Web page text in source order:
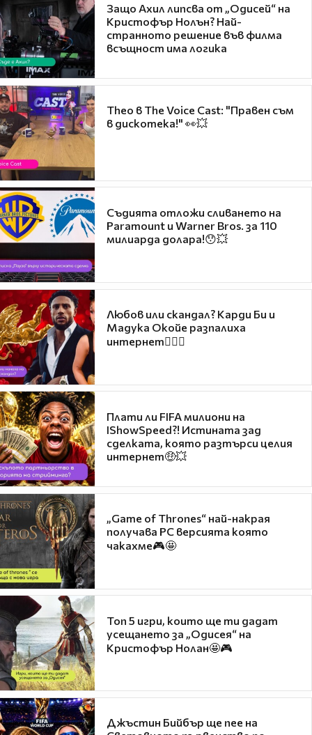
Защо Ахил липсва от „Одисей“ на
Кристофър Нолън? Най-
странното решение във филма
всъщност има логика
Theo в The Voice Cast: "Правен съм
в дискотека!" 👀💥
Съдията отложи сливането на
Paramount и Warner Bros. за 110
милиарда долара!😯💥
Любов или скандал? Карди Би и
Мадука Окойе разпалиха
интернет❤️‍🔥🔥
Плати ли FIFA милиони на
IShowSpeed?! Истината зад
сделката, която разтърси целия
интернет🤑💥
„Game of Thrones“ най-накрая
получава PC версията която
чакахме🎮🤩
Топ 5 игри, които ще ти дадат
усещането за „Одисея“ на
Кристофър Нолан🤩🎮
Джъстин Бийбър ще пее на